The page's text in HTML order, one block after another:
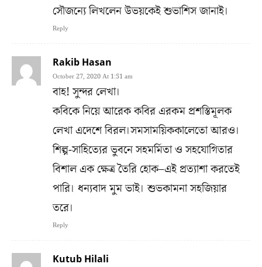
সৌজন্যে লিখলেন উভয়কেই শুভাশিস জানাই।
Reply
Rakib Hasan
October 27, 2020 At 1:51 am
বাহ! সুন্দর লেখা।
কবিকে নিয়ে আরেক কবির এরকম প্রশস্তিমূলক
লেখা এদেশে বিরল।সমসাময়িককালেতো আরও।
শিল্প-সাহিত্যের ভুবনে সহমর্মিতা ও সহযোগিতার
বিশাল এক ক্ষেত্র তৈরি হোক–এই প্রত্যাশা করতেই
পারি। ধন্যবাদ মুম ভাই। শুভকামনা সহজিয়ার
তরে।
Reply
Kutub Hilali